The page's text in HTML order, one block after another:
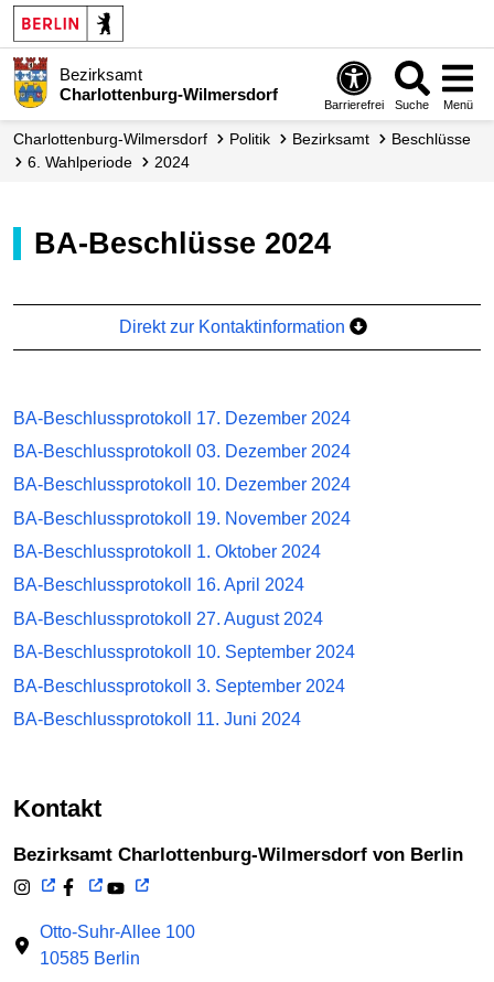
Bezirksamt
Charlottenburg-Wilmersdorf
Barrierefrei Suche Menü
Charlottenburg-Wilmersdorf Politik Bezirksamt
Beschlüsse
6. Wahlperiode
2024
BA-Beschlüsse 2024
Direkt zur Kontaktinformation
BA-Beschlussprotokoll 17. Dezember 2024
BA-Beschlussprotokoll 03. Dezember 2024
BA-Beschlussprotokoll 10. Dezember 2024
BA-Beschlussprotokoll 19. November 2024
BA-Beschlussprotokoll 1. Oktober 2024
BA-Beschlussprotokoll 16. April 2024
BA-Beschlussprotokoll 27. August 2024
BA-Beschlussprotokoll 10. September 2024
BA-Beschlussprotokoll 3. September 2024
BA-Beschlussprotokoll 11. Juni 2024
Kontakt
Bezirksamt Charlottenburg-Wilmersdorf von Berlin
Otto-Suhr-Allee 100
10585 Berlin